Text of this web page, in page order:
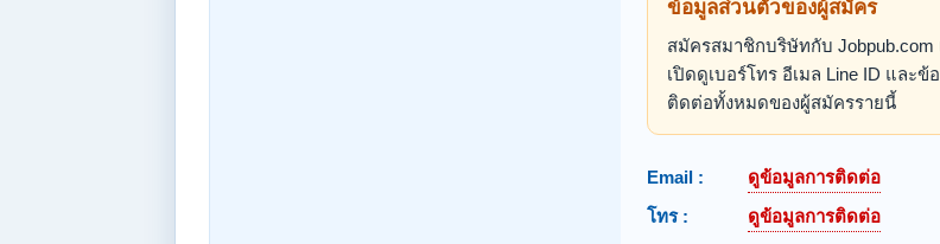
ข้อมูลส่วนตัวของผู้สมัคร
สมัครสมาชิกบริษัทกับ Jobpub.com
เปิดดูเบอร์โทร อีเมล Line ID และข้
ติดต่อทั้งหมดของผู้สมัครรายนี้
Email :
ดูข้อมูลการติดต่อ
โทร :
ดูข้อมูลการติดต่อ